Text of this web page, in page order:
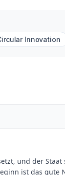
Innovation